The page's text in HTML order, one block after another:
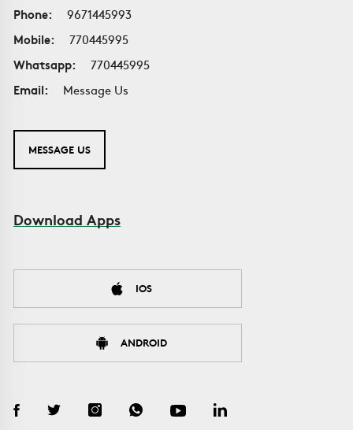
Phone:
9671445993
Mobile:
770445995
Whatsapp:
770445995
Email:
Message Us
MESSAGE US
Download Apps
IOS
ANDROID